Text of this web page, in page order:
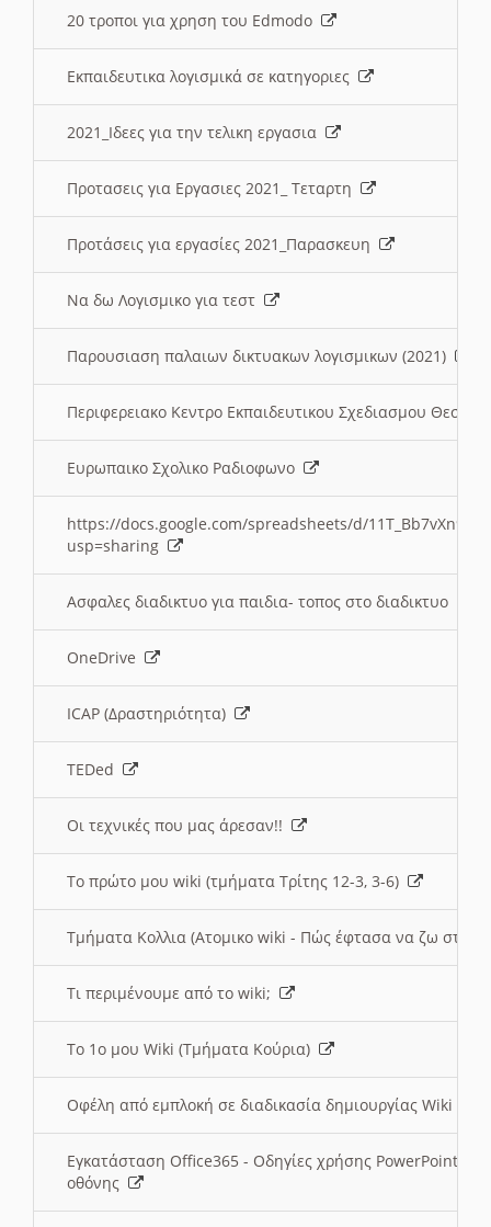
20 τροποι για χρηση του Edmodo
Εκπαιδευτικα λογισμικά σε κατηγοριες
2021_Ιδεες για την τελικη εργασια
Προτασεις για Εργασιες 2021_ Τεταρτη
Προτάσεις για εργασίες 2021_Παρασκευη
Να δω Λογισμικο για τεστ
Παρουσιαση παλαιων δικτυακων λογισμικων (2021)
Περιφερειακο Κεντρο Εκπαιδευτικου Σχεδιασμου
Ευρωπαικο Σχολικο Ραδιοφωνο
https://docs.google.com/spreadsheets/d/
usp=sharing
Ασφαλες διαδικτυο για παιδια- τοπος στο διαδικτυο
OneDrive
ICAP (Δραστηριότητα)
TEDed
Οι τεχνικές που μας άρεσαν!!
Το πρώτο μου wiki (τμήματα Τρίτης 12-3, 3-6)
Τμήματα Κολλια (Ατομικο wiki - Πώς έφτασα να ζω στην
Τι περιμένουμε από το wiki;
Το 1ο μου Wiki (Τμήματα Κούρια)
Οφέλη από εμπλοκή σε διαδικασία δημιουργίας Wiki
Εγκατάσταση Office365 - Οδηγίες χρήσης PowerPoint
οθόνης